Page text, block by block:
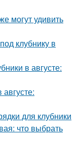
могут удивить
клубнику в
в августе:
для клубники
что выбрать